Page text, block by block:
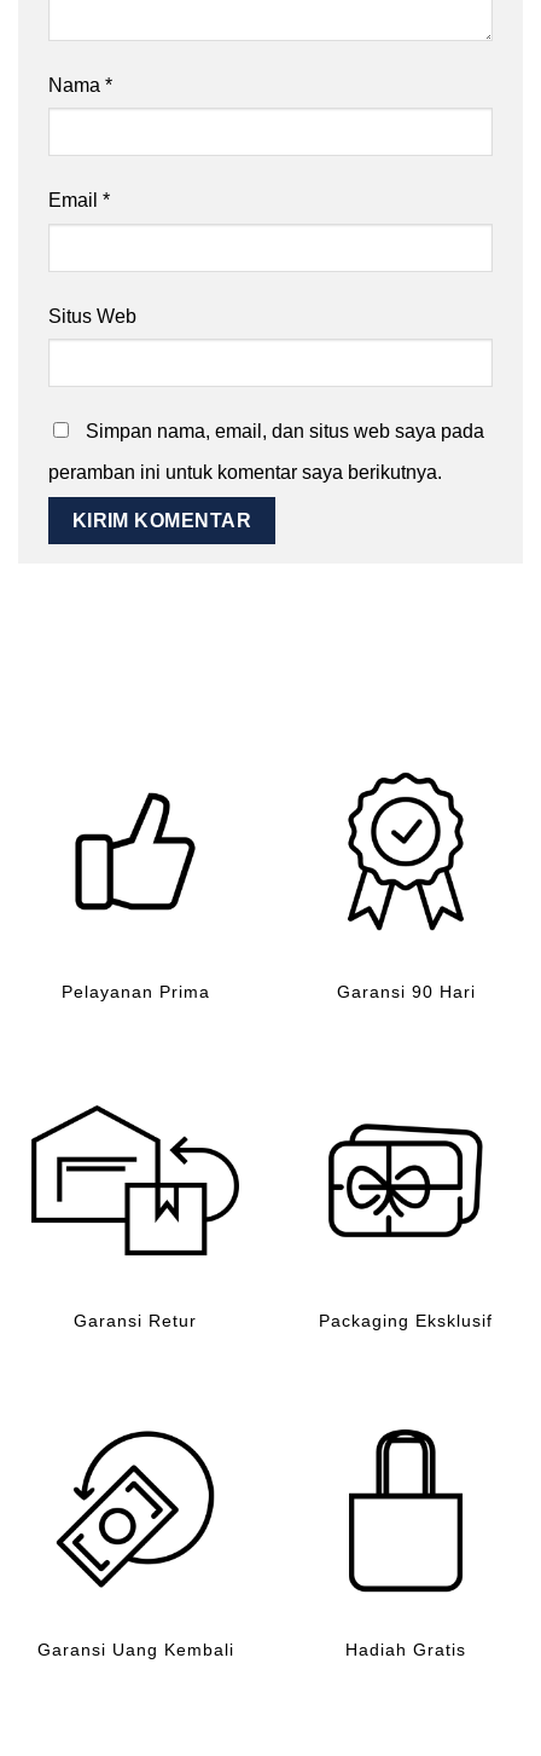
Nama *
Email *
Situs Web
Simpan nama, email, dan situs web saya pada
peramban ini untuk komentar saya berikutnya.
Pelayanan Prima Garansi 90 Hari
Garansi Retur Packaging Eksklusif
Garansi Uang Kembali Hadiah Gratis